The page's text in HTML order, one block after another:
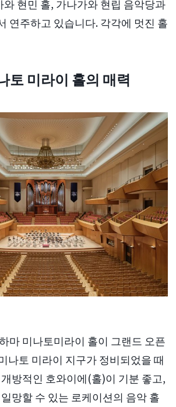
현민 홀, 가나가와 현립 음악당과
연주하고 있습니다. 각각에 멋진 홀
토 미라이 홀의 매력
마 미나토미라이 홀이 그랜드 오픈
나토 미라이 지구가 정비되었을 때
방적인 호와이에(홀)이 기분 좋고,
망할 수 있는 로케이션의 음악 홀